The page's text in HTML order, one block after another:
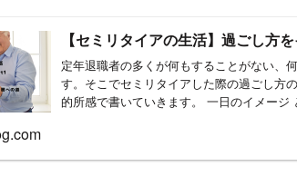
【セミリタイアの生活】過ごし方
定年退職者の多くが何もすることがない、
す。そこでセミリタイアした際の過ごし方
的所感で書いていきます。 一日のイメー